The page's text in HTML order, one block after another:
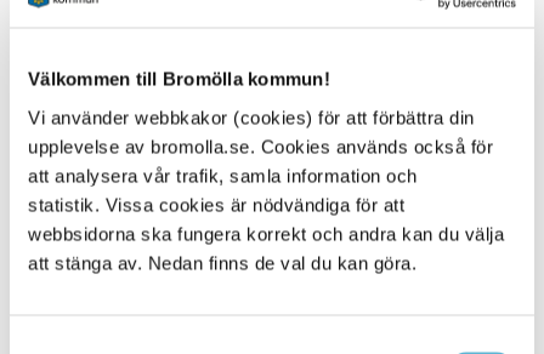
Välkommen till Bromölla kommun!
Vi använder webbkakor (cookies) för att förbättra din
upplevelse av bromolla.se. Cookies används också för
att analysera vår trafik, samla information och
statistik. Vissa cookies är nödvändiga för att
webbsidorna ska fungera korrekt och andra kan du välja
att stänga av. Nedan finns de val du kan göra.
Medling vid brott
6 May 2026
Webbsida
I Bromölla kommun finns möjligheten för unga som
har begått ett brott och ... är en medlare? Det är en